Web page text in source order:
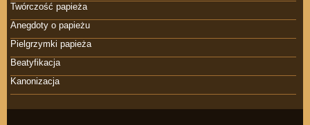
Twórczość papieża
Anegdoty o papieżu
Pielgrzymki papieża
Beatyfikacja
Kanonizacja